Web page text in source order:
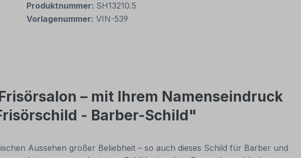
Produktnummer: SH13210.5
Vorlagenummer: VIN-539
– mit Ihrem Namenseindruck
- Barber-Schild"
Aussehen großer Beliebheit – so auch dieses Schild für Barber und